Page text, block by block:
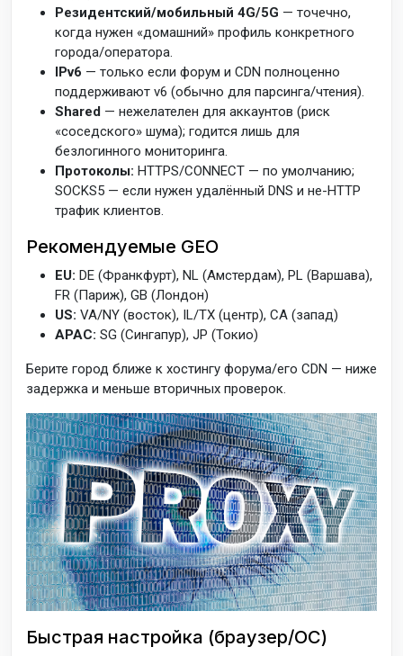
Резидентский/мобильный 4G/5G — точечно,
когда нужен «домашний» профиль конкретного
города/оператора.
IPv6 — только если форум и CDN полноценно
поддерживают v6 (обычно для парсинга/чтения).
Shared — нежелателен для аккаунтов (риск
«соседского» шума); годится лишь для
безлогинного мониторинга.
Протоколы: HTTPS/CONNECT — по умолчанию;
SOCKS5 — если нужен удалённый DNS и не-HTTP
трафик клиентов.
Рекомендуемые GEO
EU: DE (Франкфурт), NL (Амстердам), PL (Варшава),
FR (Париж), GB (Лондон)
US: VA/NY (восток), IL/TX (центр), CA (запад)
APAC: SG (Сингапур), JP (Токио)
Берите город ближе к хостингу форума/его CDN — ниже
задержка и меньше вторичных проверок.
Быстрая настройка (браузер/ОС)